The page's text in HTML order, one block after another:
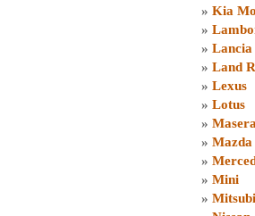
» Kia
»
» Lancia
» Land
» Lexus
» Lotus
»
» Mazda
»
» Mini
»